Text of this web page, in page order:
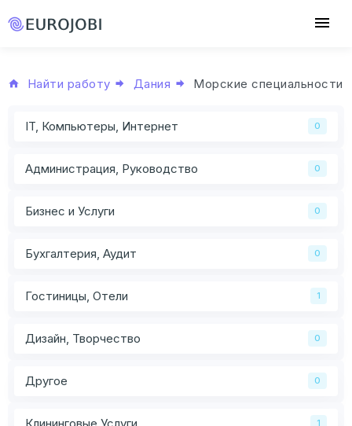
Найти работу Дания Морские специальности
IT, Компьютеры, Интернет 0
Администрация, Руководство 0
Бизнес и Услуги 0
Бухгалтерия, Аудит 0
Гостиницы, Отели 1
Дизайн, Творчество 0
Другое 0
1